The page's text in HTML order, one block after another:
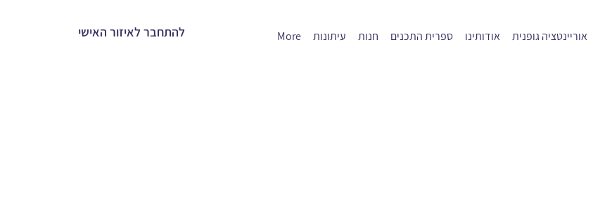
להתחבר לאיזור האישי אוריינטציה גופנית אודותינו ספרית התכנים חנות עיתונות More